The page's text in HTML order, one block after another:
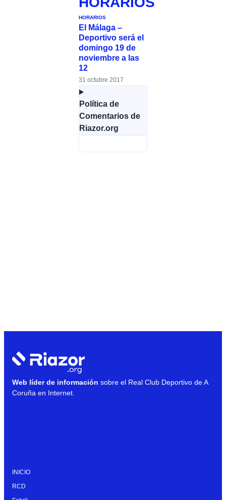
HORARIOS
El Málaga –
Deportivo será el
domingo 19 de
noviembre a las
12
31 octubre 2017
Política de
Comentarios de
Riazor.org
Web líder de información sobre el Real Club Deportivo de A
Coruña en Internet.
INICIO
RCD